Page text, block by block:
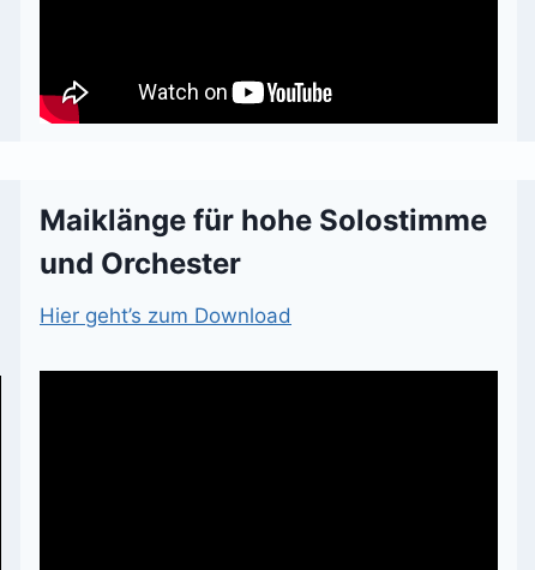
Maiklänge für hohe Solostimme
und Orchester
Hier geht’s zum Download